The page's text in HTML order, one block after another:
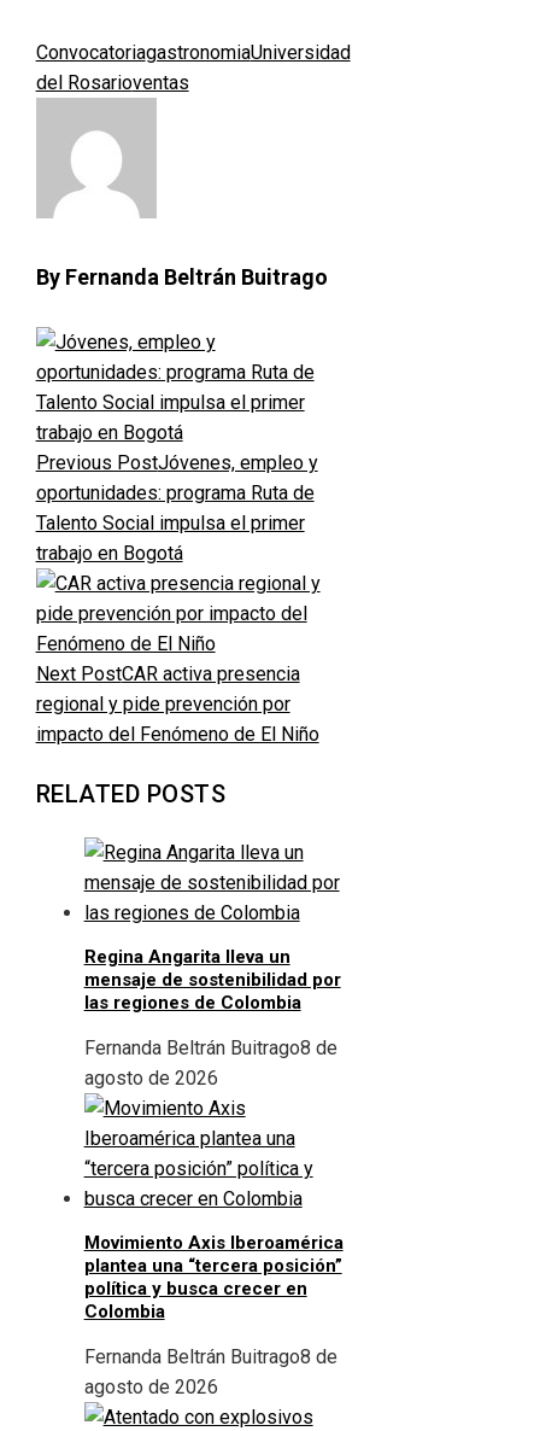
ConvocatoriagastronomiaUniversidad
del Rosarioventas
By Fernanda Beltrán Buitrago
Previous PostJóvenes, empleo y
oportunidades: programa Ruta de
Talento Social impulsa el primer
trabajo en Bogotá
Next PostCAR activa presencia
regional y pide prevención por
impacto del Fenómeno de El Niño
RELATED POSTS
Regina Angarita lleva un
mensaje de sostenibilidad por
las regiones de Colombia
Fernanda Beltrán Buitrago8 de
agosto de 2026
Movimiento Axis Iberoamérica
plantea una “tercera posición”
política y busca crecer en
Colombia
Fernanda Beltrán Buitrago8 de
agosto de 2026